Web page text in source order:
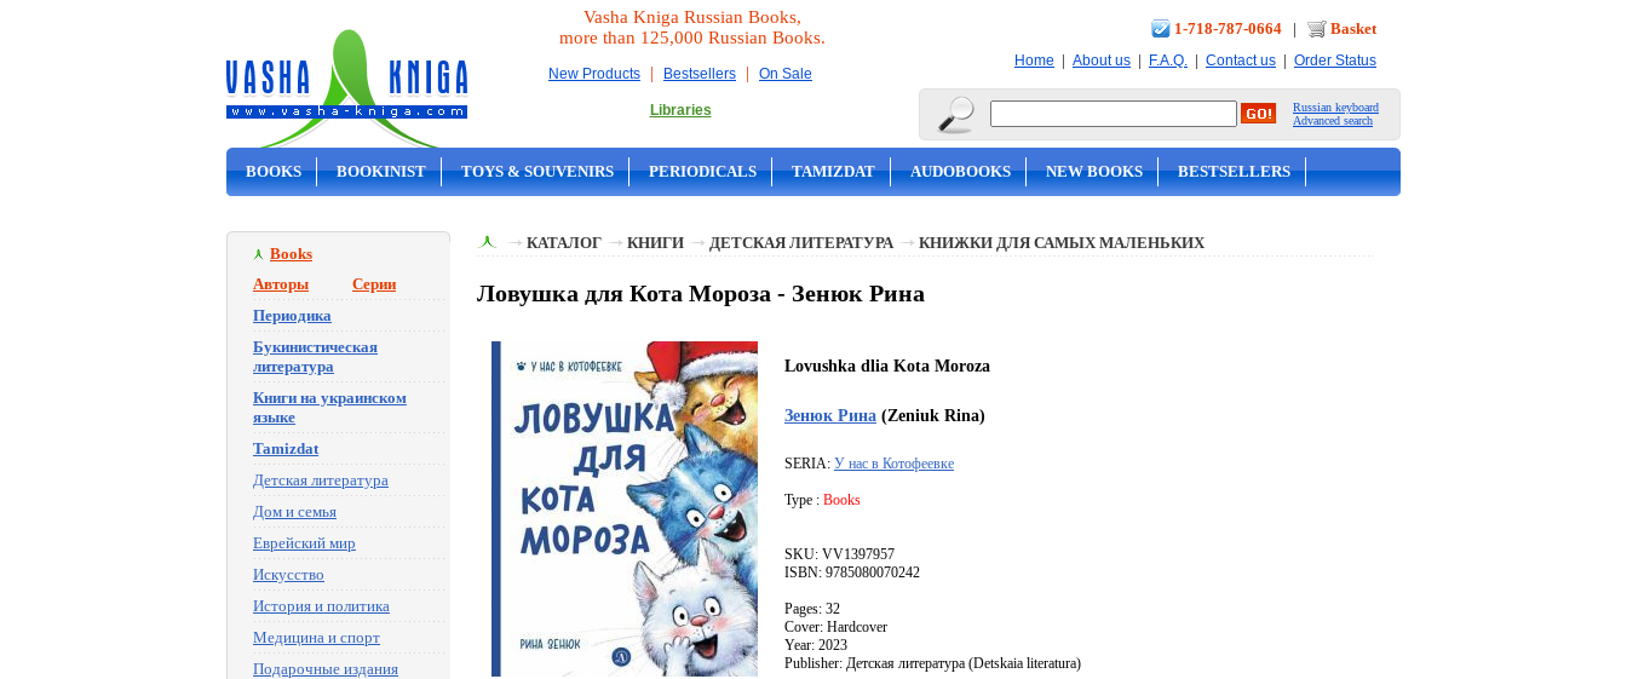
Vasha Kniga Russian Books,
more than 125,000 Russian Books.
New Products | Bestsellers | On Sale
Libraries
1-718-787-0664 | Basket
Home | About us | F.A.Q. | Contact us | Order Status
Russian keyboard
Advanced search
BOOKS BOOKINIST TOYS & SOUVENIRS PERIODICALS TAMIZDAT AUDOBOOKS NEW BOOKS BESTSELLERS
Books
Авторы
Серии
Периодика
Букинистическая
литература
Книги на украинском
языке
Tamizdat
Детская литература
Дом и семья
Еврейский мир
Искусство
История и политика
Медицина и спорт
Подарочные издания
КАТАЛОГ КНИГИ ДЕТСКАЯ ЛИТЕРАТУРА КНИЖКИ ДЛЯ САМЫХ МАЛЕНЬКИХ
Ловушка для Кота Мороза - Зенюк Рина
Lovushka dlia Kota Moroza
Зенюк Рина (Zeniuk Rina)
SERIA: У нас в Котофеевке
Type : Books
SKU: VV1397957
ISBN: 9785080070242
Pages: 32
Cover: Hardcover
Year: 2023
Publisher: Детская литература (Detskaia literatura)